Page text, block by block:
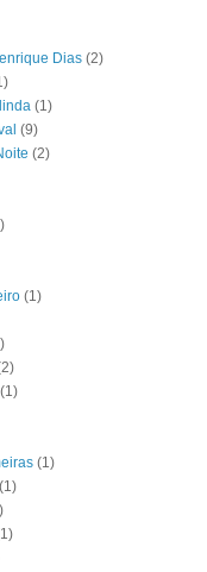
Dias (2)
(1)
(9)
(2)
(1)
(1)
(1)
(1)